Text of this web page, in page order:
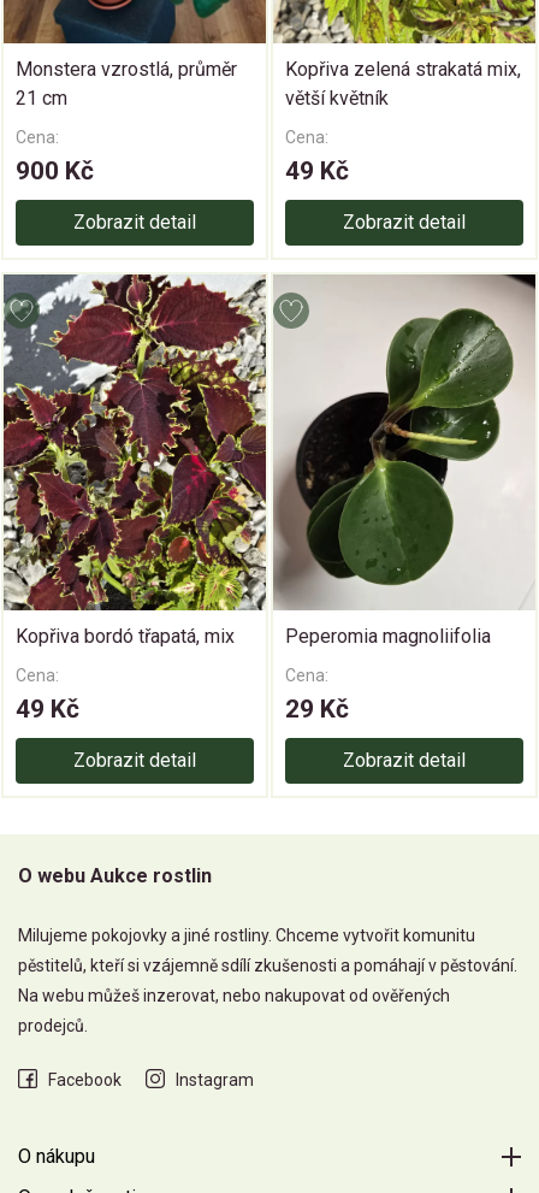
Monstera vzrostlá, průměr
21 cm
Cena:
900 Kč
Zobrazit detail
Kopřiva zelená strakatá mix,
větší květník
Cena:
49 Kč
Zobrazit detail
Kopřiva bordó třapatá, mix
Cena:
49 Kč
Zobrazit detail
Peperomia magnoliifolia
Cena:
29 Kč
Zobrazit detail
O webu Aukce rostlin
Milujeme pokojovky a jiné rostliny. Chceme vytvořit komunitu
pěstitelů, kteří si vzájemně sdílí zkušenosti a pomáhají v pěstování.
Na webu můžeš inzerovat, nebo nakupovat od ověřených
prodejců.
Facebook Instagram
O nákupu